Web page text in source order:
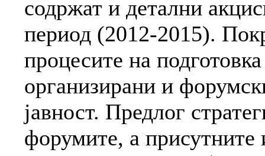
содржат и детални
период (2012-2015).
процесите на
организирани и
јавност. Предлог
форумите, а